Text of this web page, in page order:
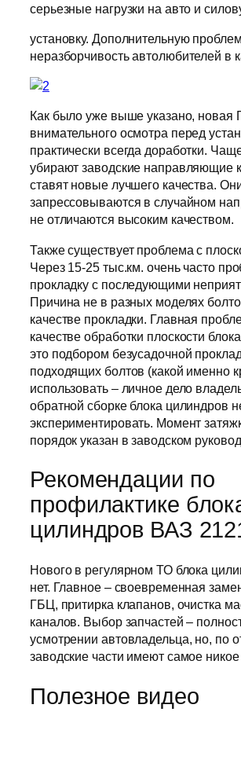
серьезные нагрузки на авто и
установку. Дополнительную
неразборчивость автолюбителей в
Как было уже выше указано, новая
внимательного осмотра перед
практически всегда доработки.
убирают заводские направляющие
ставят новые лучшего качества.
запрессовываются в случайном
не отличаются высоким качеством.
Также существует проблема с
Через 15-25 тыс.км. очень часто
прокладку с последующими
Причина не в разных моделях
качестве прокладки. Главная
качестве обработки плоскости
это подбором безусадочной
подходящих болтов (какой именно
использовать – личное дело
обратной сборке блока цилиндров
экспериментировать. Момент
порядок указан в заводском
Рекомендации по
профилактике
цилиндров ВАЗ
Нового в регулярном ТО блока
нет. Главное – своевременная
ГБЦ, притирка клапанов, очистка
каналов. Выбор запчастей –
усмотрении автовладельца, но, по
заводские части имеют самое никое
Полезное видео